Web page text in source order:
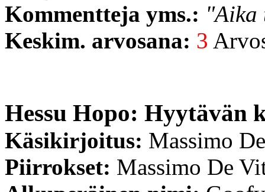
Kommentteja yms.:
Keskim. arvosana: 3
Hessu Hopo: Hyytävän
Käsikirjoitus: Massimo
Piirrokset: Massimo De